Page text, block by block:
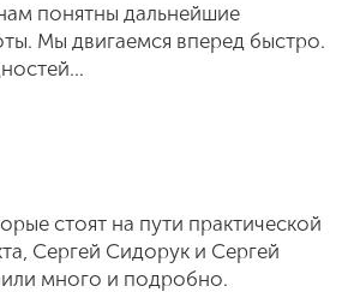
понятны дальнейшие
Мы двигаемся вперед быстро.
стоят на пути практической
Сергей Сидорук и Сергей
много и подробно.